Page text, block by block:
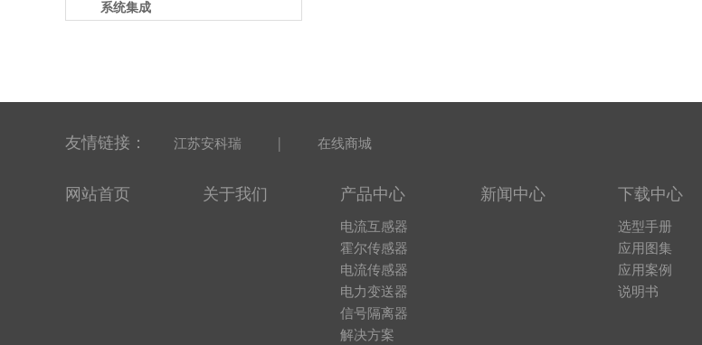
系统集成
友情链接： 江苏安科瑞 | 在线商城
网站首页 关于我们 产品中心
电流互感器
霍尔传感器
电流传感器
电力变送器
信号隔离器
解决方案
新闻中心 下载中心
选型手册
应用图集
应用案例
说明书